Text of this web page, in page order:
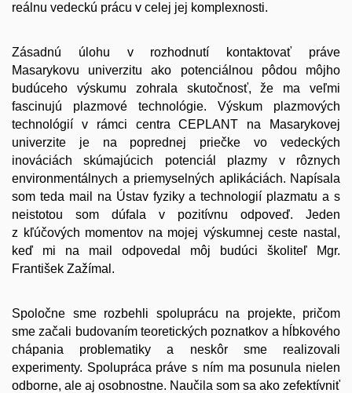
reálnu vedeckú prácu v celej jej komplexnosti.
Zásadnú úlohu v rozhodnutí kontaktovať práve
Masarykovu univerzitu ako potenciálnou pôdou môjho
budúceho výskumu zohrala skutočnosť, že ma veľmi
fascinujú plazmové technológie. Výskum plazmových
technológií v rámci centra CEPLANT na Masarykovej
univerzite je na poprednej priečke vo vedeckých
inováciách skúmajúcich potenciál plazmy v rôznych
environmentálnych a priemyselných aplikáciách. Napísala
som teda mail na Ústav fyziky a technologií plazmatu a s
neistotou som dúfala v pozitívnu odpoveď. Jeden
z kľúčových momentov na mojej výskumnej ceste nastal,
keď mi na mail odpovedal môj budúci školiteľ Mgr.
František Zažímal.
Spoločne sme rozbehli spoluprácu na projekte, pričom
sme začali budovaním teoretických poznatkov a hĺbkového
chápania problematiky a neskôr sme realizovali
experimenty. Spolupráca práve s ním ma posunula nielen
odborne, ale aj osobnostne. Naučila som sa ako zefektívniť